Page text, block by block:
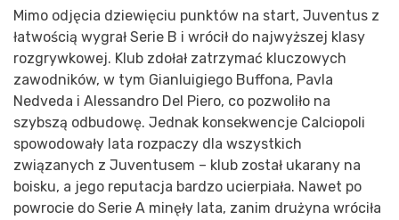
Mimo odjęcia dziewięciu punktów na start, Juventus z
łatwością wygrał Serie B i wrócił do najwyższej klasy
rozgrywkowej. Klub zdołał zatrzymać kluczowych
zawodników, w tym Gianluigiego Buffona, Pavla
Nedveda i Alessandro Del Piero, co pozwoliło na
szybszą odbudowę. Jednak konsekwencje Calciopoli
spowodowały lata rozpaczy dla wszystkich
związanych z Juventusem – klub został ukarany na
boisku, a jego reputacja bardzo ucierpiała. Nawet po
powrocie do Serie A minęły lata, zanim drużyna wróciła